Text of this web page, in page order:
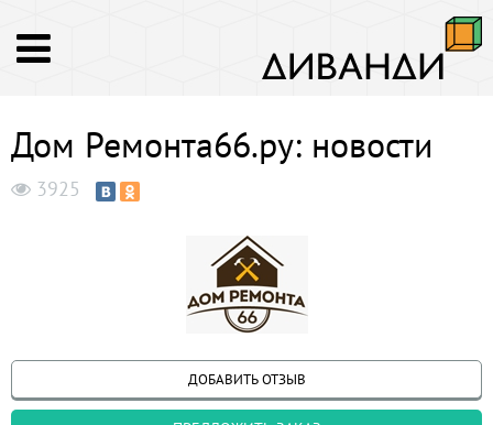
Дом Ремонта66.ру: новости
3925
ДОБАВИТЬ ОТЗЫВ